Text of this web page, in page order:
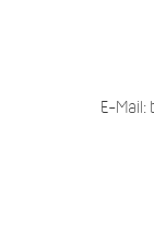
E-Mail: